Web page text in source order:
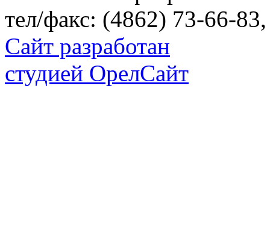
тел/факс: (4862) 73-66-
Сайт разработан
студией ОрелСайт